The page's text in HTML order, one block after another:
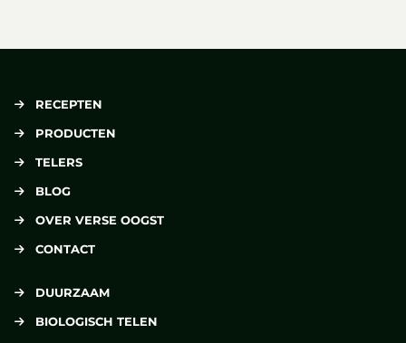
RECEPTEN
PRODUCTEN
TELERS
BLOG
OVER VERSE OOGST
CONTACT
DUURZAAM
BIOLOGISCH TELEN